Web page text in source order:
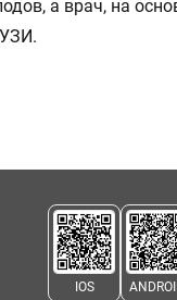
а врач, на
IOS